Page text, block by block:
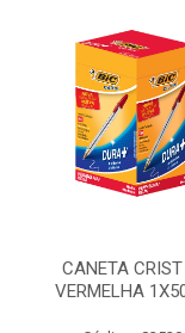
CANETA
VERMELHA